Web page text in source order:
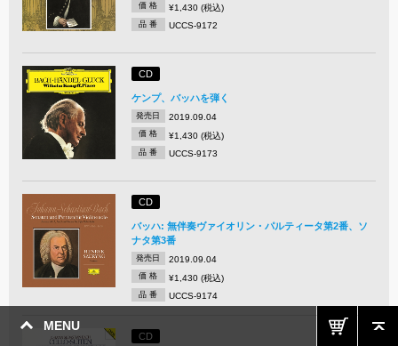
MENU
価 格 ¥1,430 (税込)
品 番 UCCS-9172
CD
ケンプ、バッハを弾く
発売日 2019.09.04
価 格 ¥1,430 (税込)
品 番 UCCS-9173
CD
バッハ: 無伴奏ヴァイオリン・パルティータ第2番、ソ
ナタ第3番
発売日 2019.09.04
価 格 ¥1,430 (税込)
品 番 UCCS-9174
CD